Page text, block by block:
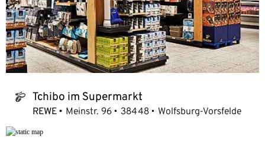
tchibo_logo Tchibo im Supermarkt
REWE Meinstr. 96 38448 Wolfsburg-Vorsfelde